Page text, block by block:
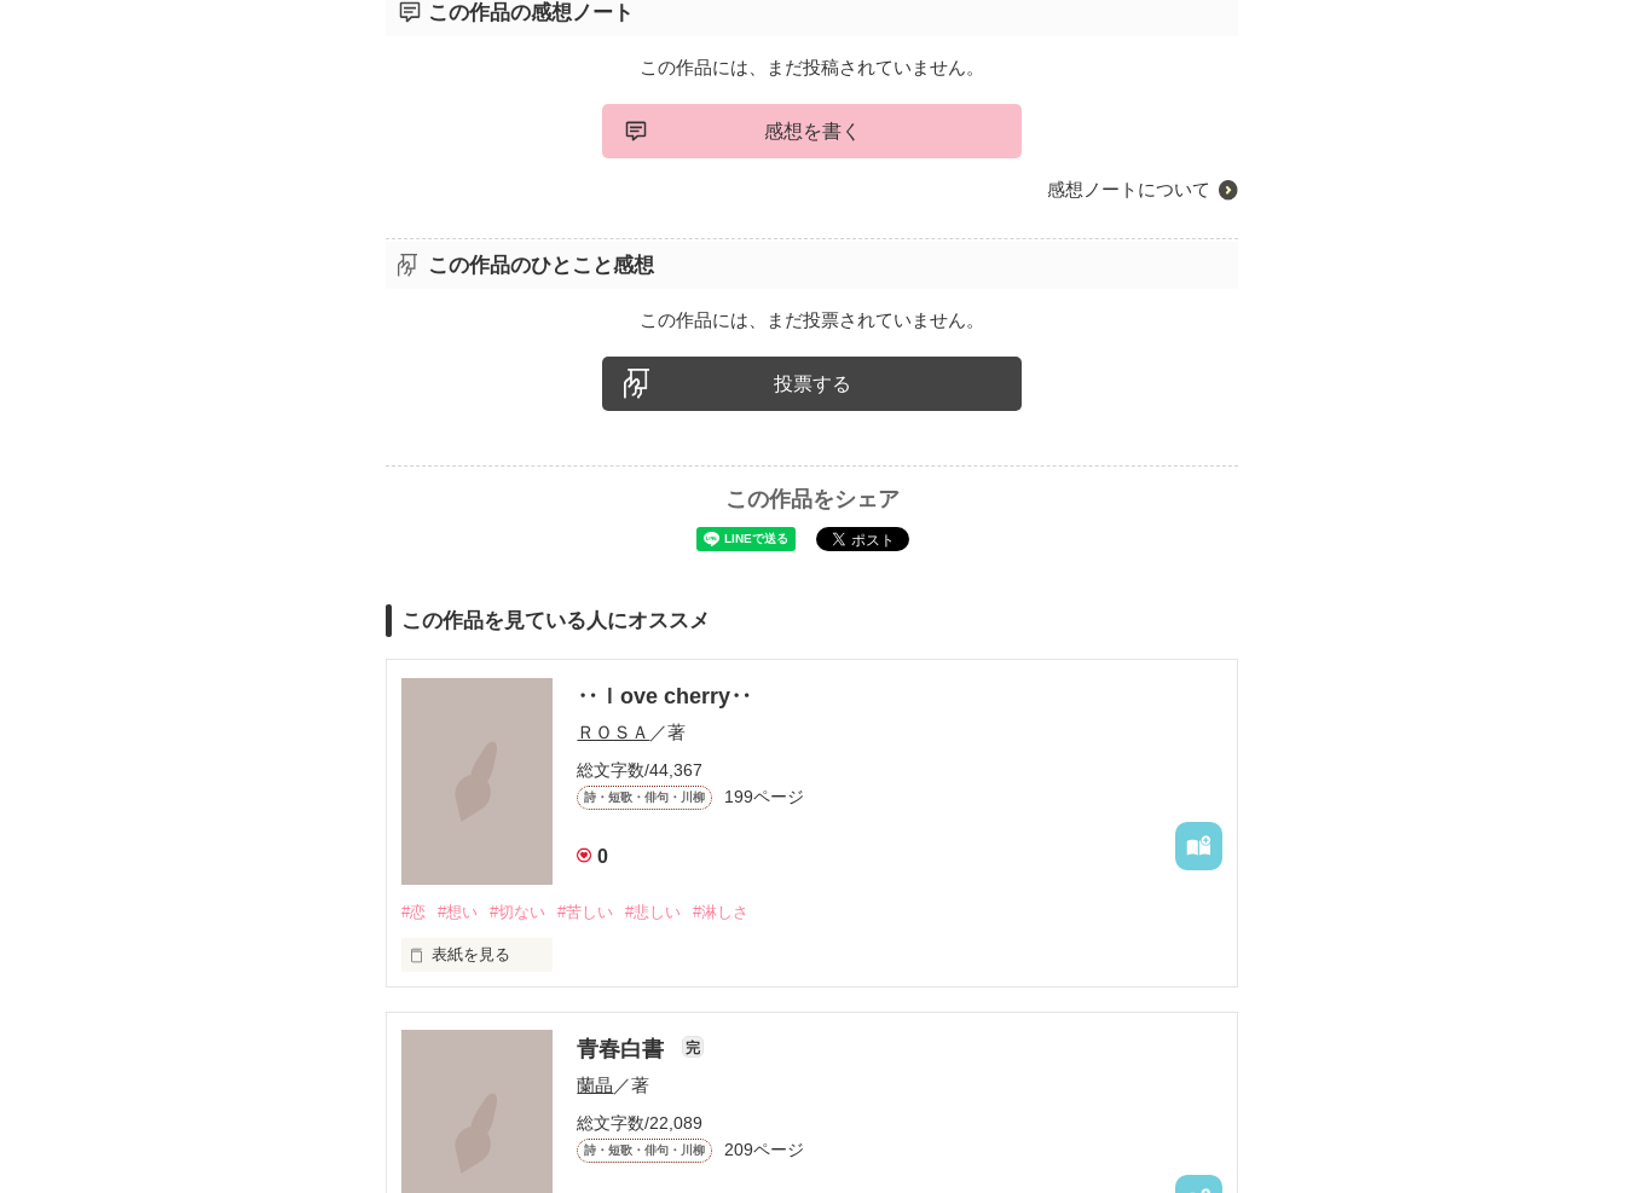
この作品の感想ノート
この作品には、まだ投稿されていません。
感想を書く
感想ノートについて
この作品のひとこと感想
この作品には、まだ投票されていません。
投票する
この作品をシェア
この作品を見ている人にオススメ
‥ｌove cherry‥
ＲＯＳＡ ／著
総文字数/44,367
詩・短歌・俳句・川柳 199ページ
0
#恋 #想い #切ない #苦しい #悲しい #淋しさ
表紙を見る
絶えず支配し続けては
青春白書 完
蘭晶 ／著
総文字数/22,089
詩・短歌・俳句・川柳 209ページ